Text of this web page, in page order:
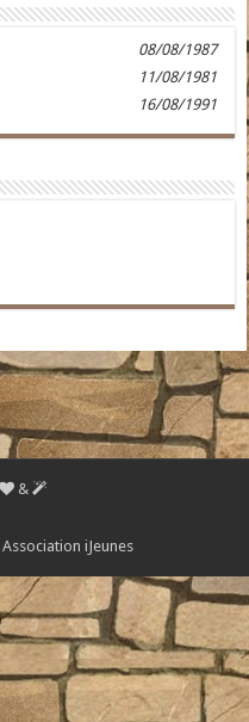
08/08/1987
11/08/1981
16/08/1991
&
Association iJeunes